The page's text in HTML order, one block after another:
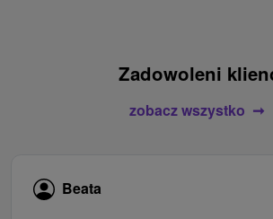
Zadowoleni
zobacz wszystko
Beata